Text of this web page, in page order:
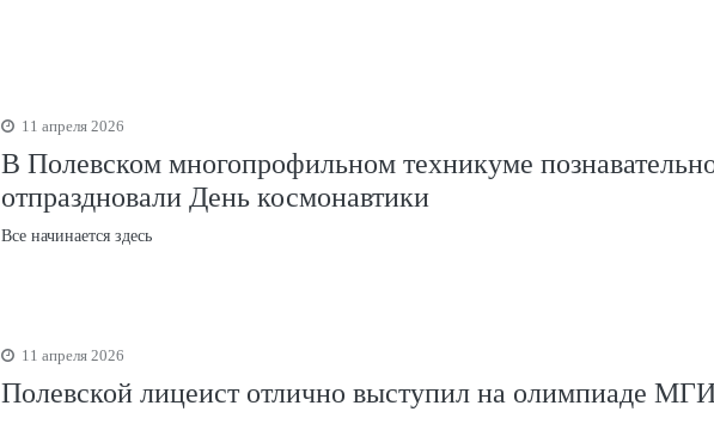
11 апреля 2026
В Полевском многопрофильном техникуме
отпраздновали День космонавтики
Все начинается здесь
11 апреля 2026
Полевской лицеист отлично выступил на олимпиаде